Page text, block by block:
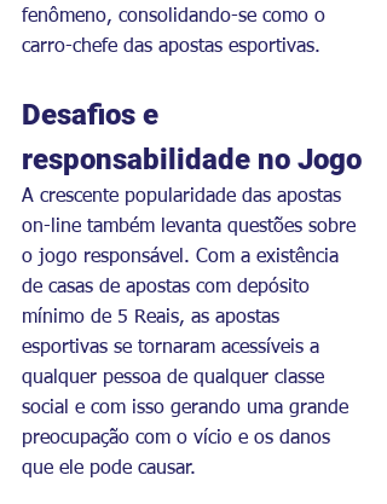
fenômeno, consolidando-se como o
carro-chefe das apostas esportivas.
Desafios e
responsabilidade no Jogo
A crescente popularidade das apostas
on-line também levanta questões sobre
o jogo responsável. Com a existência
de casas de apostas com depósito
mínimo de 5 Reais, as apostas
esportivas se tornaram acessíveis a
qualquer pessoa de qualquer classe
social e com isso gerando uma grande
preocupação com o vício e os danos
que ele pode causar.